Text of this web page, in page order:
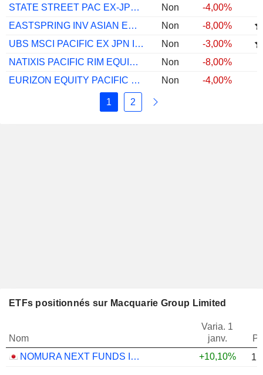
STATE STREET PAC EX-JPN SCRNIDXEQPUSD
Non
-4,00%
EASTSPRING INV ASIAN EQ INC AZDMC1 (HDG)
Non
-8,00%
UBS MSCI PACIFIC EX JPN IF EUR I-B ACC
Non
-3,00%
NATIXIS PACIFIC RIM EQUITY S/A EUR
Non
-8,00%
EURIZON EQUITY PACIFIC EX-JPN LTE Z ACC
Non -4,00%
1 2
ETFs positionnés sur Macquarie Group Limited
Nom
Varia. 1
janv.
NOMURA NEXT FUNDS INTERNATIONAL EQUITY MSCI-KOKUSAI (YEN-HEDGED) ETF - JPY
+10,10%